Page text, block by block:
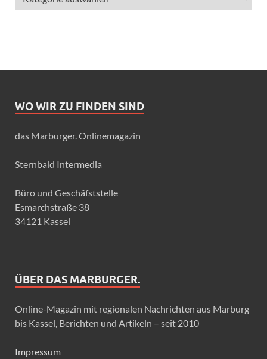
WO WIR ZU FINDEN SIND
das Marburger. Onlinemagazin
Sternbald Intermedia
Büro und Geschäfststelle
Esmarchstraße 38
34121 Kassel
ÜBER DAS MARBURGER.
Online-Magazin mit regionalen Nachrichten aus Marburg
bis Kassel, Berichten und Artikeln – seit 2010
Impressum